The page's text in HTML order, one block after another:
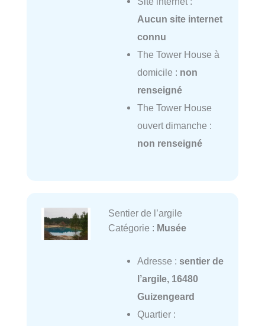
Aucun site internet
connu
The Tower House à
domicile : non
renseigné
The Tower House
ouvert dimanche :
non renseigné
Sentier de l’argile
Catégorie : Musée
Adresse : sentier de
l’argile, 16480
Guizengeard
Quartier :